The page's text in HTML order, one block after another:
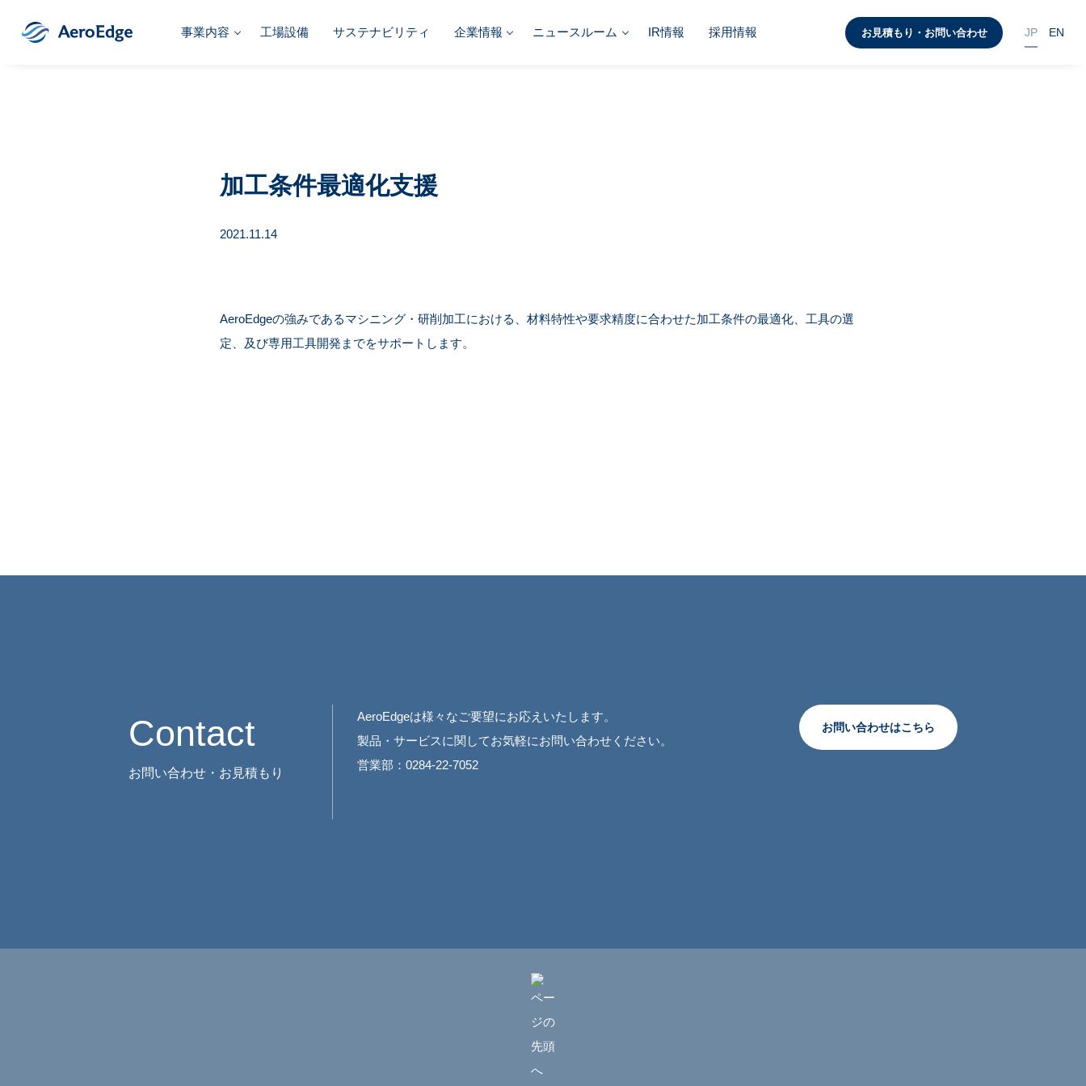
事業内容 工場設備 サステナビリティ 企業情報 ニュースルーム IR情報 採用情報 お見積もり・お問い合わせ JP EN
加工条件最適化支援
2021.11.14
AeroEdgeの強みであるマシニング・研削加工における、材料特性や要求精度に合わせた加工条件の最適化、工具の選
定、及び専用工具開発までをサポートします。
Contact
お問い合わせ・お見積もり
AeroEdgeは様々なご要望にお応えいたします。
製品・サービスに関してお気軽にお問い合わせください。
営業部：0284-22-7052
お問い合わせはこちら